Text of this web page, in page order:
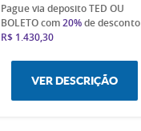
Pague via deposito TED OU
BOLETO com20%de desconto
R$ 1.430,30
VER DESCRIÇÃO